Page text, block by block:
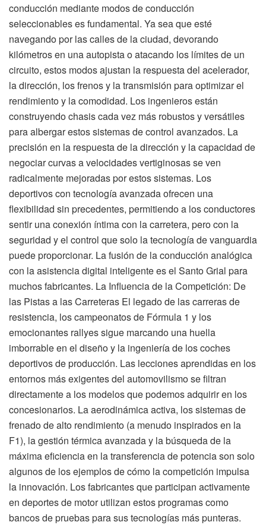
conducción mediante modos de conducción
seleccionables es fundamental. Ya sea que esté
navegando por las calles de la ciudad, devorando
kilómetros en una autopista o atacando los límites de un
circuito, estos modos ajustan la respuesta del acelerador,
la dirección, los frenos y la transmisión para optimizar el
rendimiento y la comodidad. Los ingenieros están
construyendo chasis cada vez más robustos y versátiles
para albergar estos sistemas de control avanzados. La
precisión en la respuesta de la dirección y la capacidad de
negociar curvas a velocidades vertiginosas se ven
radicalmente mejoradas por estos sistemas. Los
deportivos con tecnología avanzada ofrecen una
flexibilidad sin precedentes, permitiendo a los conductores
sentir una conexión íntima con la carretera, pero con la
seguridad y el control que solo la tecnología de vanguardia
puede proporcionar. La fusión de la conducción analógica
con la asistencia digital inteligente es el Santo Grial para
muchos fabricantes. La Influencia de la Competición: De
las Pistas a las Carreteras El legado de las carreras de
resistencia, los campeonatos de Fórmula 1 y los
emocionantes rallyes sigue marcando una huella
imborrable en el diseño y la ingeniería de los coches
deportivos de producción. Las lecciones aprendidas en los
entornos más exigentes del automovilismo se filtran
directamente a los modelos que podemos adquirir en los
concesionarios. La aerodinámica activa, los sistemas de
frenado de alto rendimiento (a menudo inspirados en la
F1), la gestión térmica avanzada y la búsqueda de la
máxima eficiencia en la transferencia de potencia son solo
algunos de los ejemplos de cómo la competición impulsa
la innovación. Los fabricantes que participan activamente
en deportes de motor utilizan estos programas como
bancos de pruebas para sus tecnologías más punteras.